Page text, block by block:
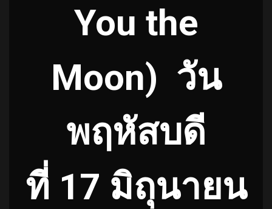
You the
Moon) วัน
พฤหัสบดี
ที่ 17 มิถุนายน